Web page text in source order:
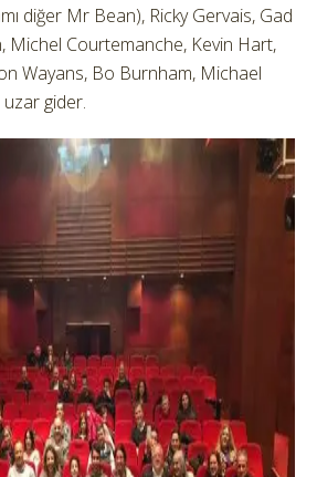
diğer Mr Bean), Ricky Gervais, Gad
Michel Courtemanche, Kevin Hart,
Wayans, Bo Burnham, Michael
gider.